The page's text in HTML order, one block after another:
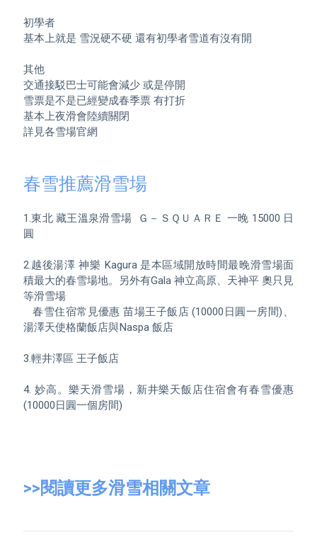
初學者
基本上就是 雪況硬不硬 還有初學者雪道有沒有開
其他
交通接駁巴士可能會減少 或是停開
雪票是不是已經變成春季票 有打折
基本上夜滑會陸續關閉
詳見各雪場官網
春雪推薦滑雪場
1.東北 藏王溫泉滑雪場  Ｇ－ＳＱＵＡＲＥ 一晚 15000 日
圓
2.越後湯澤 神樂 Kagura 是本區域開放時間最晚滑雪場面
積最大的春雪場地。另外有Gala 神立高原、天神平 奧只見
等滑雪場
   春雪住宿常見優惠 苗場王子飯店 (10000日圓一房間)、
湯澤天使格蘭飯店與Naspa 飯店
3.輕井澤區 王子飯店
4. 妙高。樂天滑雪場，新井樂天飯店住宿會有春雪優惠
(10000日圓一個房間)
>>閱讀更多滑雪相關文章